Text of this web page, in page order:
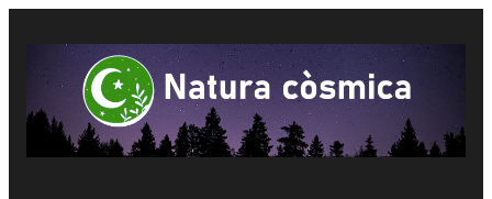
contingut